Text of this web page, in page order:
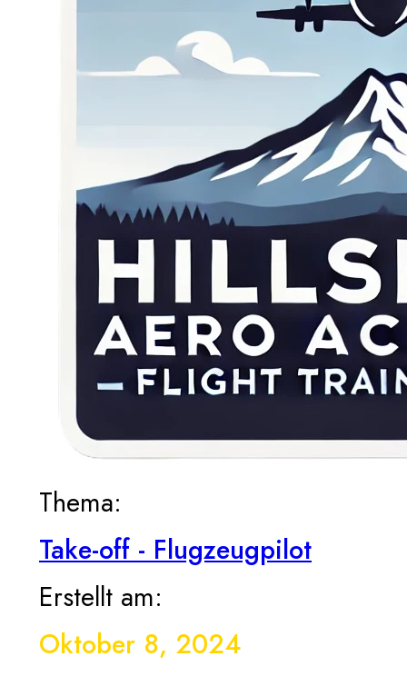
Thema:
Take-off - Flugzeugpilot
Erstellt am:
Oktober 8, 2024